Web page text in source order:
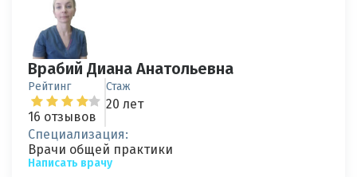
Врабий Диана Анатольевна
Рейтинг
16 отзывов
Стаж
20 лет
Специализация:
Врачи общей практики
Написать врачу